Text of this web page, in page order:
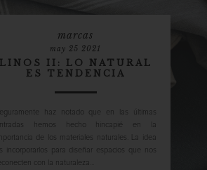
marcas
may 25 2021
LINOS II: LO NATURAL
ES TENDENCIA
haz notado que en las últimas
hemos hecho hincapié en la
de los materiales naturales. La idea
incorporarlos para diseñar espacios que nos
con la naturaleza...